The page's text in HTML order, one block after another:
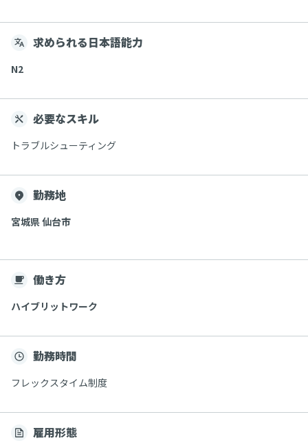
求められる日本語能力
N2
必要なスキル
トラブルシューティング
勤務地
宮城県 仙台市
働き方
ハイブリットワーク
勤務時間
フレックスタイム制度
雇用形態